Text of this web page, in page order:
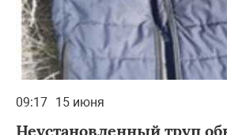
09:17 15 июня
Неустановленный труп